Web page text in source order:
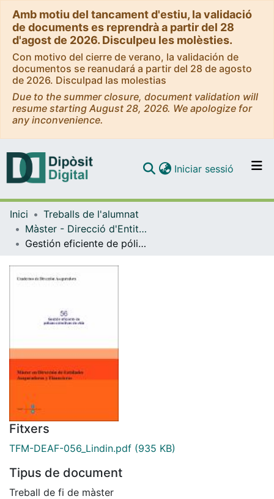
Amb motiu del tancament d'estiu, la validació
de documents es reprendrà a partir del 28
d'agost de 2026. Disculpeu les molèsties.
Con motivo del cierre de verano, la validación de
documentos se reanudará a partir del 28 de agosto
de 2026. Disculpad las molestias
Due to the summer closure, document validation will
resume starting August 28, 2026. We apologize for
any inconvenience.
Navega per tot el DD
Com publicar
Iniciar sessió (current)
Inici
Treballs de l'alumnat
Màster - Direcció d'Entitats Asseguradores i Financeres (DEAF)
Gestión eficiente de pólizas colectivas de vida
Fitxers
TFM-DEAF-056_Lindin.pdf (935 KB)
Tipus de document
Treball de fi de màster